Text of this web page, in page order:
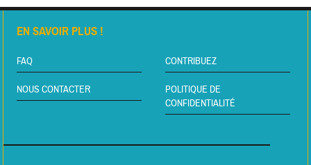
EN SAVOIR PLUS !
FAQ CONTRIBUEZ
NOUS CONTACTER
POLITIQUE DE
CONFIDENTIALITÉ